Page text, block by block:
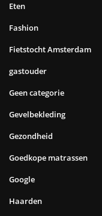
Eten
Fashion
Fietstocht Amsterdam
gastouder
Geen categorie
Gevelbekleding
Gezondheid
Goedkope matrassen
Google
Haarden